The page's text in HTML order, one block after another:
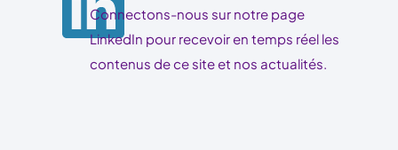
Connectons-nous sur notre page
LinkedIn pour recevoir en temps réel les
contenus de ce site et nos actualités.